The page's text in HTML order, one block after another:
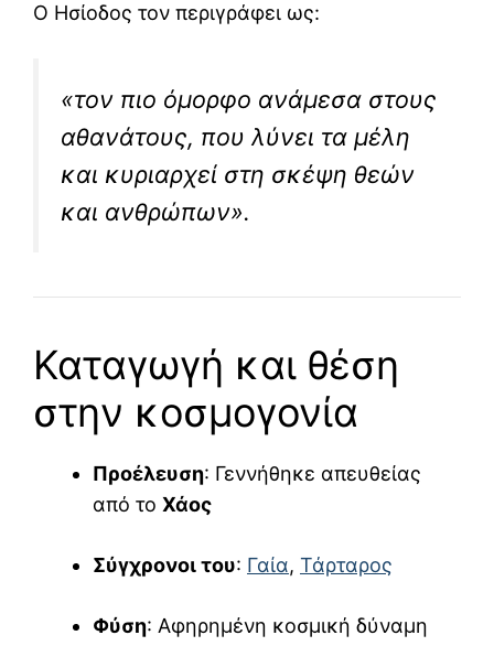
Ο Ησίοδος τον περιγράφει ως:
«τον πιο όμορφο ανάμεσα στους
αθανάτους, που λύνει τα μέλη
και κυριαρχεί στη σκέψη θεών
και ανθρώπων».
Καταγωγή και θέση
στην κοσμογονία
Προέλευση: Γεννήθηκε απευθείας
από το Χάος
Σύγχρονοι του: Γαία, Τάρταρος
Φύση: Αφηρημένη κοσμική δύναμη